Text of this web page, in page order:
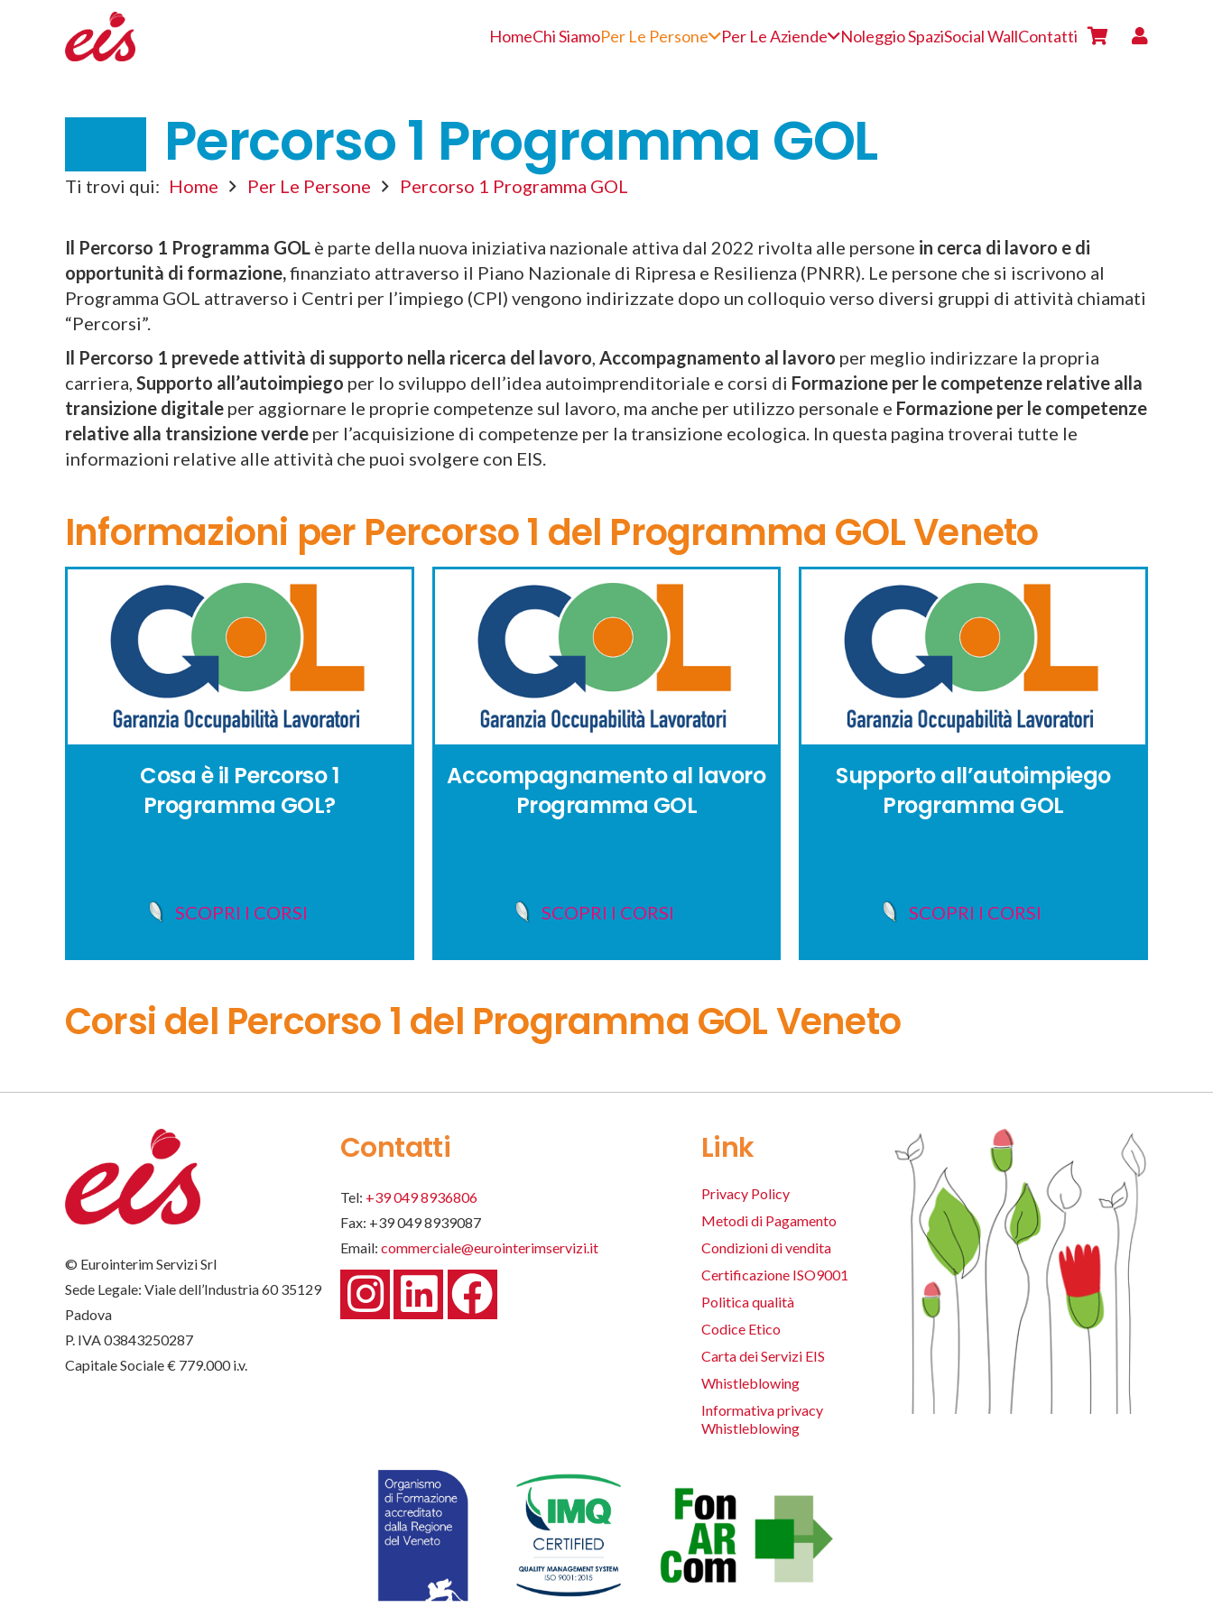
HomeChi SiamoPer Le Persone Per Le Aziende Noleggio SpaziSocial WallContatti
Percorso 1 Programma GOL
Ti trovi qui: Home Per Le Persone Percorso 1 Programma GOL
Il Percorso 1 Programma GOL è parte della nuova iniziativa nazionale attiva dal 2022 rivolta alle persone in cerca di lavoro e di
opportunità di formazione,finanziato attraverso il Piano Nazionale di Ripresa e Resilienza (PNRR). Le persone che si iscrivono al
Programma GOL attraverso i Centri per l’impiego (CPI) vengono indirizzate dopo un colloquio verso diversi gruppi di attività chiamati
“Percorsi”.
Il Percorso 1 prevede attività di supporto nella ricerca del lavoro, Accompagnamento al lavoro per meglio indirizzare la propria
carriera, Supporto all’autoimpiego per lo sviluppo dell’idea autoimprenditoriale e corsi di Formazione per le competenze relative alla
transizione digitale per aggiornare le proprie competenze sul lavoro, ma anche per utilizzo personale e Formazione per le competenze
relative alla transizione verde per l’acquisizione di competenze per la transizione ecologica. In questa pagina troverai tutte le
informazioni relative alle attività che puoi svolgere con EIS.
Informazioni per Percorso 1 del Programma GOL Veneto
Cosa è il Percorso 1
Programma GOL?
SCOPRI I CORSI
Accompagnamento al lavoro
Programma GOL
SCOPRI I CORSI
Supporto all’autoimpiego
Programma GOL
SCOPRI I CORSI
Corsi del Percorso 1 del Programma GOL Veneto
© Eurointerim Servizi Srl
Sede Legale: Viale dell’Industria 60 35129
Padova
P. IVA 03843250287
Capitale Sociale € 779.000 i.v.
Contatti
Tel: +39 049 8936806
Fax: +39 049 8939087
Email: commerciale@eurointerimservizi.it
Link
Privacy Policy
Metodi di Pagamento
Condizioni di vendita
Certificazione ISO9001
Politica qualità
Codice Etico
Carta dei Servizi EIS
Whistleblowing
Informativa privacy
Whistleblowing